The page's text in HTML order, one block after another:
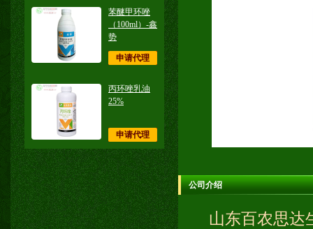
苯醚甲环唑
（100ml）-鑫
势
申请代理
丙环唑乳油
25%
申请代理
公司介绍
山东百农思达